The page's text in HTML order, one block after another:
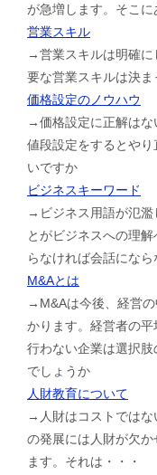
が急増します。そこ
営業スキル
→営業スキルは明確に
要な営業スキルは決
価格設定のノウハウ
→価格設定に正解はな
値段設定をするとや
いですか
ビジネスキーワード
→ビジネス用語が氾濫
とがビジネスへの理
らなければ会話にな
M&Aとは
→M&Aは今後、経営
かります。経営者の
行わない企業は選択
でしょうか
人財教育について
→人財はコストではな
の発展には人財が欠
ます。それは・・・